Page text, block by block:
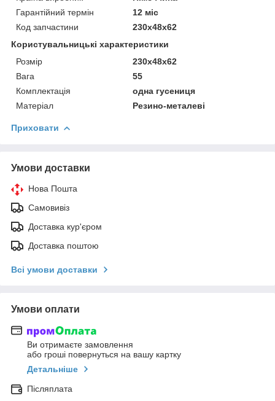
Гарантійний термін
12 міс
Код запчастини
230x48x62
Користувальницькі характеристики
Розмір
230x48x62
Вага
55
Комплектація
одна гусениця
Матеріал
Резино-металеві
Приховати
Умови доставки
Нова Пошта
Самовивіз
Доставка кур'єром
Доставка поштою
Всі умови доставки
Умови оплати
Ви отримаєте замовлення
або гроші повернуться на вашу картку
Детальніше
Післяплата